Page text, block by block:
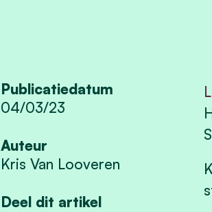
Publicatiedatum
04/03/23
Auteur
Kris Van Looveren
Deel dit artikel